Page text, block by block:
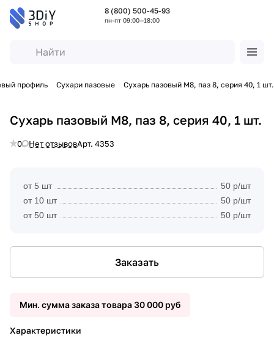
8 (800) 500-45-93
пн-пт 09:00—18:00
профиль Сухари пазовые Сухарь пазовый M8, паз 8, серия 40, 1 шт.
Сухарь пазовый M8, паз 8, серия 40, 1 шт.
0 Нет отзывовАрт. 4353
от 5 шт
50 р/шт
от 10 шт
50 р/шт
от 50 шт
50 р/шт
Заказать
Мин. сумма заказа товара 30 000 руб
Характеристики